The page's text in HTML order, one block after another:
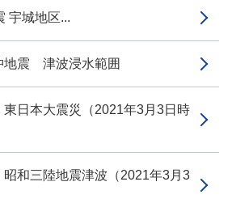
宇城地区...
地震 津波浸水範囲
東日本大震災（2021年3月3日時
昭和三陸地震津波（2021年3月3